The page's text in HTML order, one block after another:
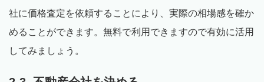
社に価格査定を依頼することにより、実際の相場感を確か
めることができます。無料で利用できますので有効に活用
してみましょう。